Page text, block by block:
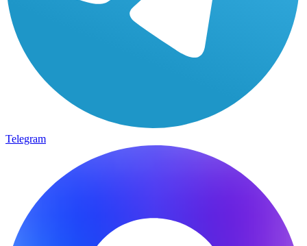
Telegram